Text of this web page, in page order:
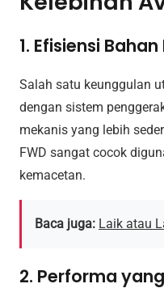
1. Efisiensi
Salah satu keunggulan
dengan sistem
mekanis yang lebih
FWD sangat cocok
kemacetan.
Baca juga: Laik atau
2. Performa